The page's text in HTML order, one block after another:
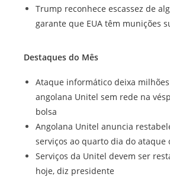
Trump reconhece escassez de
garante que EUA têm munições
Destaques do Mês
Ataque informático deixa
angolana Unitel sem rede na
bolsa
Angolana Unitel anuncia
serviços ao quarto dia do ataque
Serviços da Unitel devem ser
hoje, diz presidente